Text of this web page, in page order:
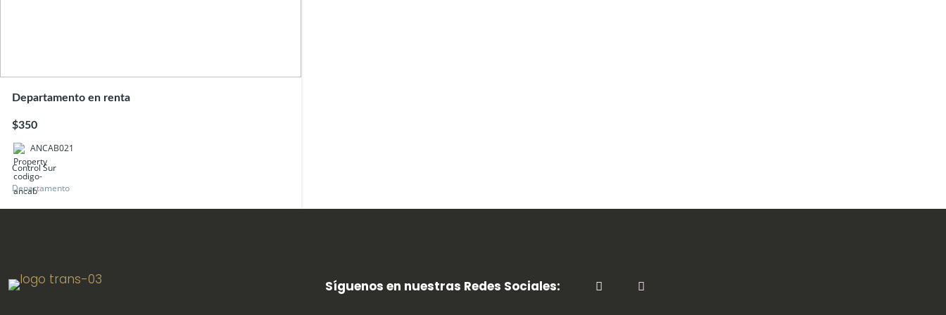
Departamento en renta
$350
ANCAB021
Control Sur
Departamento
Síguenos en nuestras Redes Sociales: